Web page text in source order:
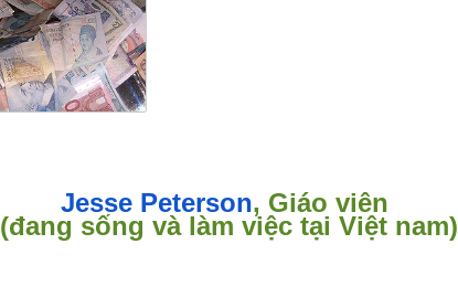
Jesse Peterson, Giáo viên
(đang sống và làm việc tại Việt nam)